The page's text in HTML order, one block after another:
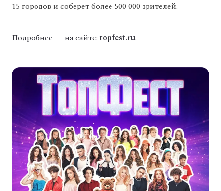
15 городов и соберет более 500 000 зрителей.
Подробнее — на сайте: topfest.ru.